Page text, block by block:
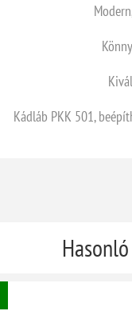
Kádláb PKK 501,